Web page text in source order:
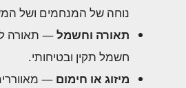
נוחה של המנחמים ושל
תאורה וחשמל— תאורה
חשמל תקין ובטיחותי.
מיזוג או חימום —